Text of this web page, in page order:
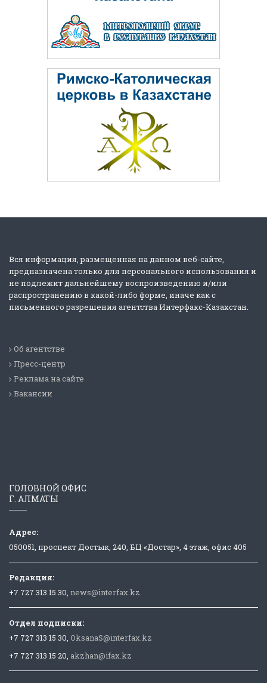
Вся информация, размещенная на данном веб-сайте,
предназначена только для персонального использования и
не подлежит дальнейшему воспроизведению и/или
распространению в какой-либо форме, иначе как с
письменного разрешения агентства Интерфакс-Казахстан.
Об агентстве
Пресс-центр
Реклама на сайте
Вакансии
ГОЛОВНОЙ ОФИС
Г. АЛМАТЫ
Адрес:
050051, проспект Достык, 240, БЦ «Достар», 4 этаж, офис 405
Редакция:
+7 727 313 15 30, news@interfax.kz
Отдел подписки:
+7 727 313 15 30, OksanaS@interfax.kz
+7 727 313 15 20, akzhan@ifax.kz